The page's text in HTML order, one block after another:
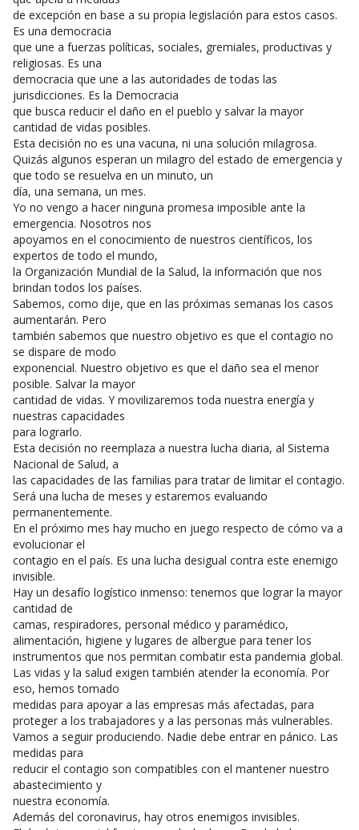
de excepción en base a su propia legislación para estos casos.
Es una democracia
que une a fuerzas políticas, sociales, gremiales, productivas y
religiosas. Es una
democracia que une a las autoridades de todas las
jurisdicciones. Es la Democracia
que busca reducir el daño en el pueblo y salvar la mayor
cantidad de vidas posibles.
Esta decisión no es una vacuna, ni una solución milagrosa.
Quizás algunos esperan un milagro del estado de emergencia y
que todo se resuelva en un minuto, un
día, una semana, un mes.
Yo no vengo a hacer ninguna promesa imposible ante la
emergencia. Nosotros nos
apoyamos en el conocimiento de nuestros científicos, los
expertos de todo el mundo,
la Organización Mundial de la Salud, la información que nos
brindan todos los países.
Sabemos, como dije, que en las próximas semanas los casos
aumentarán. Pero
también sabemos que nuestro objetivo es que el contagio no
se dispare de modo
exponencial. Nuestro objetivo es que el daño sea el menor
posible. Salvar la mayor
cantidad de vidas. Y movilizaremos toda nuestra energía y
nuestras capacidades
para lograrlo.
Esta decisión no reemplaza a nuestra lucha diaria, al Sistema
Nacional de Salud, a
las capacidades de las familias para tratar de limitar el contagio.
Será una lucha de meses y estaremos evaluando
permanentemente.
En el próximo mes hay mucho en juego respecto de cómo va a
evolucionar el
contagio en el país. Es una lucha desigual contra este enemigo
invisible.
Hay un desafío logístico inmenso: tenemos que lograr la mayor
cantidad de
camas, respiradores, personal médico y paramédico,
alimentación, higiene y lugares de albergue para tener los
instrumentos que nos permitan combatir esta pandemia global.
Las vidas y la salud exigen también atender la economía. Por
eso, hemos tomado
medidas para apoyar a las empresas más afectadas, para
proteger a los trabajadores y a las personas más vulnerables.
Vamos a seguir produciendo. Nadie debe entrar en pánico. Las
medidas para
reducir el contagio son compatibles con el mantener nuestro
abastecimiento y
nuestra economía.
Además del coronavirus, hay otros enemigos invisibles.